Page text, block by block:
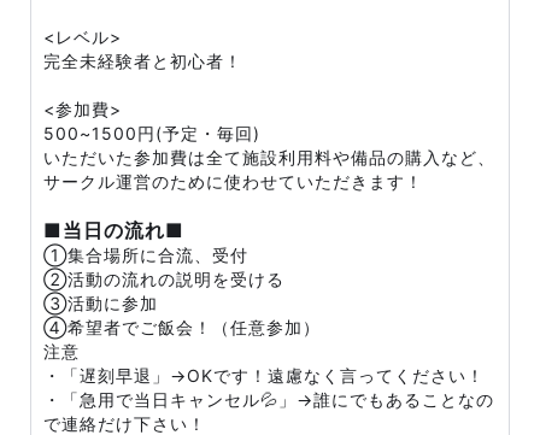
<レベル>
完全未経験者と初心者！
<参加費>
500~1500円(予定・毎回)
いただいた参加費は全て施設利用料や備品の購入など、
サークル運営のために使わせていただきます！
■当日の流れ■
①集合場所に合流、受付
②活動の流れの説明を受ける
③活動に参加
④希望者でご飯会！（任意参加）
注意
・「遅刻早退」→OKです！遠慮なく言ってください！
・「急用で当日キャンセル💦」→誰にでもあることなの
で連絡だけ下さい！